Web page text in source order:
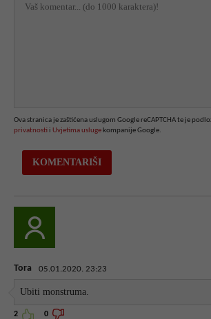
Ova stranica je zaštićena uslugom Google reCAPTCHA te je
privatnosti i Uvjetima usluge kompanije Google.
Tora 05.01.2020. 23:23
Ubiti monstruma.
2 0